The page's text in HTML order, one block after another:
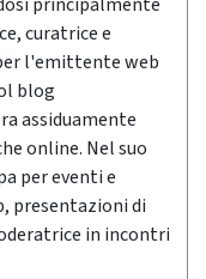
curatrice e
l'emittente web
blog
assiduamente
online. Nel suo
per eventi e
presentazioni di
in incontri